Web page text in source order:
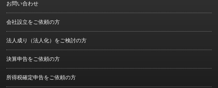
お問い合わせ
会社設立をご依頼の方
法人成り（法人化）をご検討の方
決算申告をご依頼の方
所得税確定申告をご依頼の方